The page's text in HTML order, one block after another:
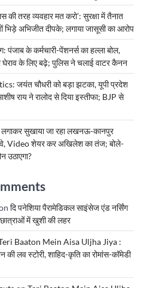
की तरह व्यवहार मत करो’: सुरक्षा में तैनात
भिड़े अभिजीत दीपके; लगाया जासूसी का आरोप
पंजाब के कर्मचारी-पेंशनर्स का हल्ला बोल,
घेराव के लिए बढ़े; पुलिस ने चलाई वाटर कैनन
जयंत चौधरी को बड़ा झटका, यूपी प्रदेश
राय ने रालोद से दिया इस्तीफा; BJP से
सुखाया जा रहा लखनऊ-कानपुर
Video शेयर कर अखिलेश का तंज; बोले-
उठाएगा?
दि पनेशिया पैरामेडिकल साइंसेज एंड नर्सिंग
में खुशी की लहर
Baaton Mein Aisa Uljha Jiya :
की लव स्टोरी, शाहिद-कृति का रोमांस-कॉमेडी